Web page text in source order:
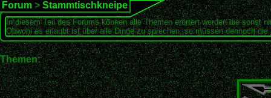
Forum > Stammtischkneipe
In diesem Teil des Forums können alle Themen erörtert werden die sonst
Obwohl es erlaubt ist über alle Dinge zu sprechen, so müssen dennoch
Themen: